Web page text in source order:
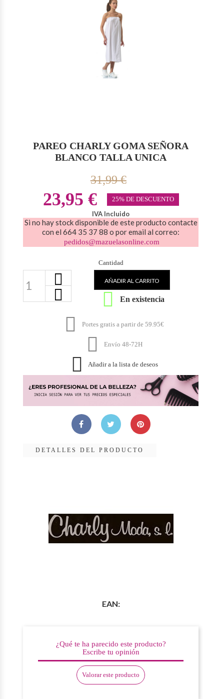
PAREO CHARLY GOMA SEÑORA
BLANCO TALLA UNICA
31,99 €
23,95 € 25% DE DESCUENTO
IVA Incluido
Si no hay stock disponible de este producto contacte
con el 664 35 37 88 o por email al correo:
pedidos@mazuelasonline.com
Cantidad
AÑADIR AL CARRITO
 En existencia
 Portes gratis a partir de 59.95€
 Envío 48-72H
 Añadir a la lista de deseos
DETALLES DEL PRODUCTO
EAN:
¿Qué te ha parecido este producto?
Escribe tu opinión
Valorar este producto